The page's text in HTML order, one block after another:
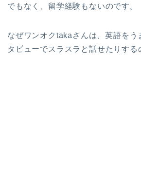
でもなく、留学経験もないのです。
なぜワンオクtakaさんは、英語をう
タビューでスラスラと話せたりする